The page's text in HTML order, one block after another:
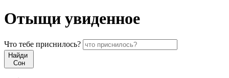
Отыщи увиденное
Что тебе приснилось?
Найди
Сон